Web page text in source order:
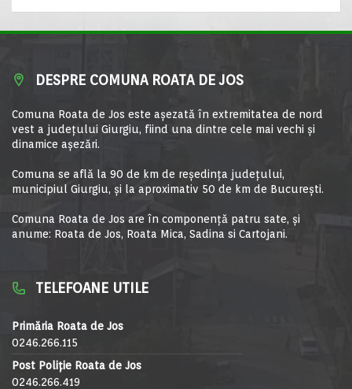
DESPRE COMUNA ROATA DE JOS
Comuna Roata de Jos este aşezată în extremitatea de nord
vest a judeţului Giurgiu, fiind una dintre cele mai vechi şi
dinamice aşezări.
Comuna se află la 90 de km de reşedinţa judeţului,
municipiul Giurgiu, şi la aproximativ 50 de km de Bucureşti.
Comuna Roata de Jos are în componență patru sate, și
anume: Roata de Jos, Roata Mica, Sadina si Cartojani.
TELEFOANE UTILE
Primăria Roata de Jos
0246.266.115
Post Poliție Roata de Jos
0246.266.419